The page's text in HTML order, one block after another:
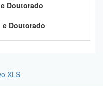
Doutorado
e Doutorado
XLS